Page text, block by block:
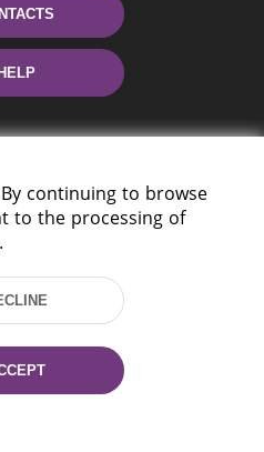
116, Minsk,
continuing to browse
to the processing of